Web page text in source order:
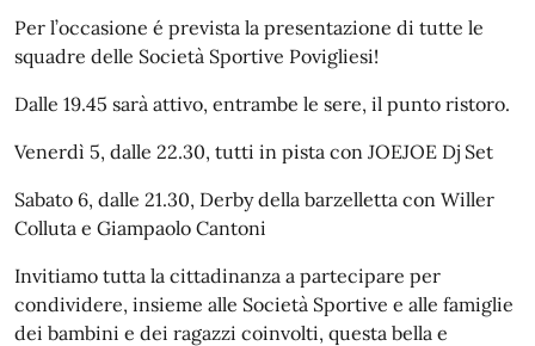
Per l’occasione é prevista la presentazione di tutte le
squadre delle Società Sportive Povigliesi!
Dalle 19.45 sarà attivo, entrambe le sere, il punto ristoro.
Venerdì 5, dalle 22.30, tutti in pista con JOEJOE Dj Set
Sabato 6, dalle 21.30, Derby della barzelletta con Willer
Colluta e Giampaolo Cantoni
Invitiamo tutta la cittadinanza a partecipare per
condividere, insieme alle Società Sportive e alle famiglie
dei bambini e dei ragazzi coinvolti, questa bella e